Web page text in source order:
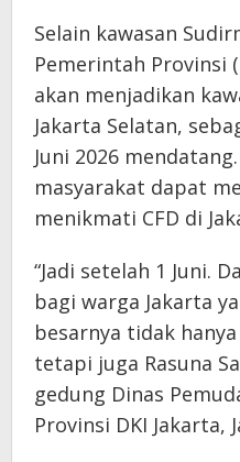
Selain kawasan
Pemerintah Provinsi
akan menjadikan
Jakarta Selatan,
Juni 2026
masyarakat dapat
menikmati CFD di
“Jadi setelah 1 Juni.
bagi warga Jakarta
besarnya tidak
tetapi juga Rasuna
gedung Dinas
Provinsi DKI Jakarta,